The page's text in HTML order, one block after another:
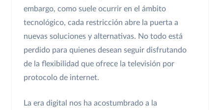
embargo, como suele ocurrir en el ámbito
tecnológico, cada restricción abre la puerta a
nuevas soluciones y alternativas. No todo está
perdido para quienes desean seguir disfrutando
de la flexibilidad que ofrece la televisión por
protocolo de internet.
La era digital nos ha acostumbrado a la